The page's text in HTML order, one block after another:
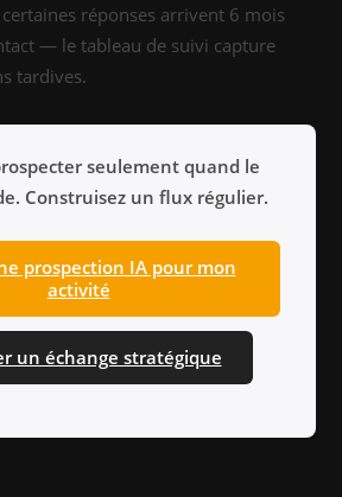
réponses arrivent 6 mois
— le tableau de suivi capture
tardives.
seulement quand le
Construisez un flux régulier.
prospection IA pour mon
activité
un échange stratégique